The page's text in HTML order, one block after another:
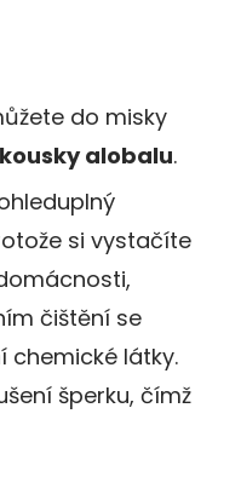
do misky
alobalu.
si vystačíte
čištění se
chemické látky.
šperku, čímž